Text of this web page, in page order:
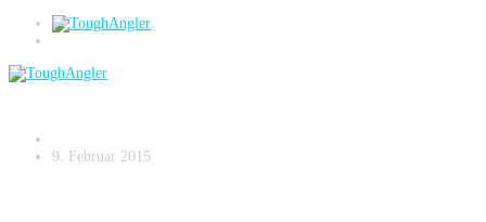
Zanderangeln am Strom – small.046
9. Februar 2015